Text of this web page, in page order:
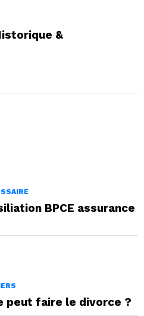
&
BPCE assurance
peut faire le divorce ?